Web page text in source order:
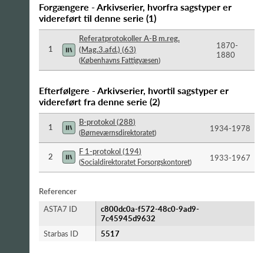
Forgængere - Arkivserier, hvorfra sagstyper er
videreført til denne serie (1)
1
Referatprotokoller A-B m.reg.
(Mag.3.afd.) (63)
(Københavns Fattigvæsen)
1870-​
1880
Efterfølgere - Arkivserier, hvortil sagstyper er
videreført fra denne serie (2)
1
B-protokol(288)
(Børneværnsdirektoratet) 1934-​1978
2
F 1-protokol(194)
(Socialdirektoratet Forsorgskontoret) 1933-​1967
Referencer
ASTA7 ID
c800dc0a-f572-48c0-9ad9-
7c45945d9632
Starbas ID
5517